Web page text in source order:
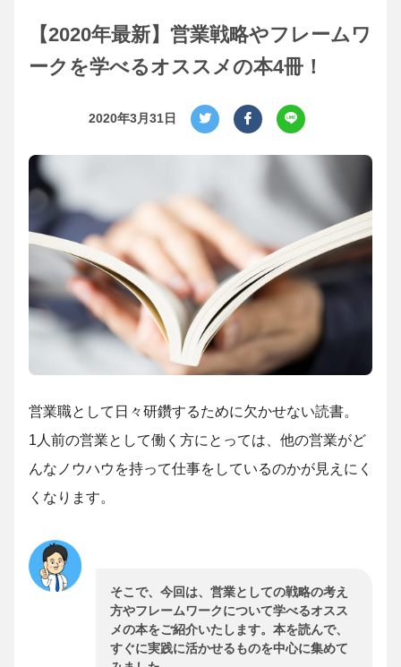
【2020年最新】営業戦略やフレームワ
ークを学べるオススメの本4冊！
2020年3月31日
営業職として日々研鑽するために欠かせない読書。
1人前の営業として働く方にとっては、他の営業がど
んなノウハウを持って仕事をしているのかが見えにく
くなります。
そこで、今回は、営業としての戦略の考え
方やフレームワークについて学べるオスス
メの本をご紹介いたします。本を読んで、
すぐに実践に活かせるものを中心に集めて